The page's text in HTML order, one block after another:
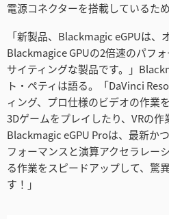
電源コネクターを搭載しているた
「新製品、Blackmagic eGPUは、
Blackmagice GPUの2倍速のパフ
サイティングな製品です。」
ト・ペティは語る。「DaVinci
ィング、プロ仕様のビデオの作業
3Dゲームをプレイしたり、VRの作
Blackmagic eGPU Proは、最新か
フォーマンスと演算アクセラレー
る作業をスピードアップして、驚
す！」